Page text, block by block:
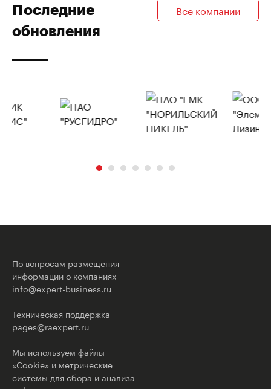
Последние
обновления
Все компании
По вопросам размещения
информации о компаниях
info@expert-business.ru
Техническая поддержка
pages@raexpert.ru
Мы используем файлы
«Cookie» и метрические
системы для сбора и анализа